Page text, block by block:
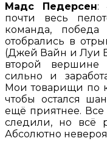
Мадс Педерсен:
почти весь
команда,
отобрались в
(Джей Вайн и Луи
второй
сильно и
Мои товарищи по
чтобы остался
ещё приятнее.
следили, но всё
Абсолютно